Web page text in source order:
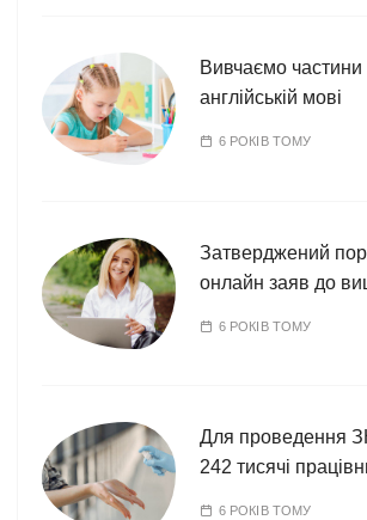
Вивчаємо
англійській мові
6 РОКІВ ТОМУ
Затверджений
онлайн заяв до
6 РОКІВ ТОМУ
Для проведення
242 тисячі
6 РОКІВ ТОМУ